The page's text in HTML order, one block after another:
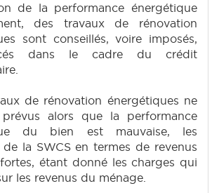
de la performance énergétique
des travaux de rénovation
sont conseillés, voire imposés,
dans le cadre du crédit
de rénovation énergétiques ne
alors que la performance
du bien est mauvaise, les
de la SWCS en termes de revenus
étant donné les charges qui
les revenus du ménage.